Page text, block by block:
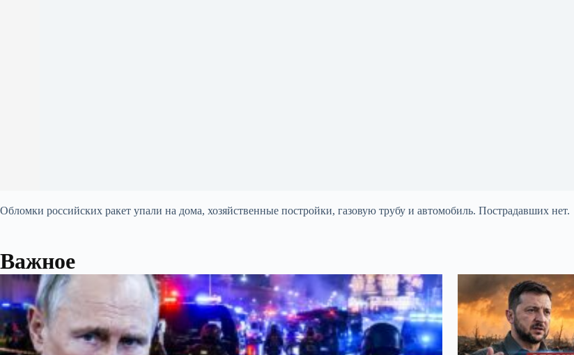
Обломки российских ракет упали на дома, хозяйственные постройки, газовую трубу и автомобиль. Пострадавших нет.
Важное